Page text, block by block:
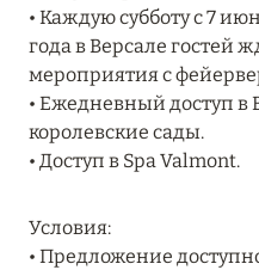
HÔTEL BARRIÈRE LES
Подробнее
27 сентября 2024
ЭКСКЛЮЗИВНО»
• Каждую субботу с 7
года в Версале гостей
мероприятия с
• Ежедневный доступ в
королевские сады.
• Доступ в Spa Valmont.
Условия:
• Предложение